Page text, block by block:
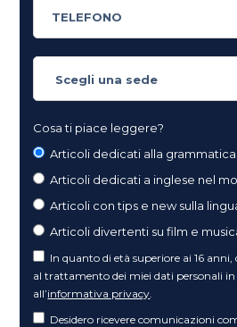
Cosa ti piace leggere?
Articoli dedicati alla
Articoli dedicati a inglese nel
Articoli con tips e new sulla
Articoli divertenti su film e
In quanto di età superiore ai 16
al trattamento dei miei dati personali
all’informativa privacy
Desidero ricevere comunicazioni